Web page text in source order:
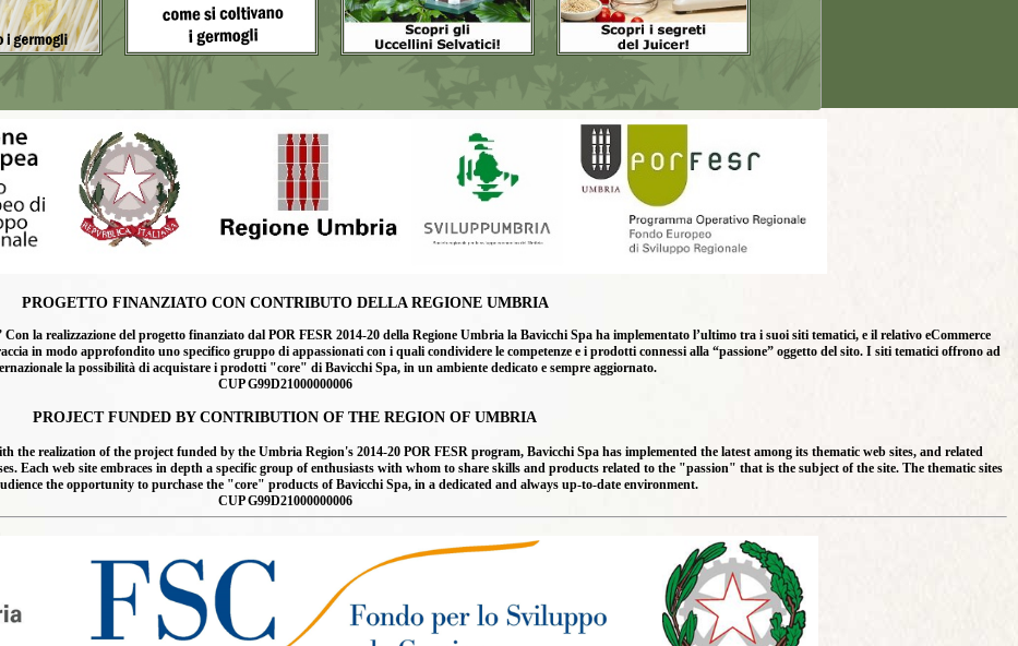
PROGETTO FINANZIATO CON CONTRIBUTO DELLA REGIONE UMBRIA
la realizzazione del progetto finanziato dal POR FESR 2014-20 della Regione Umbria la Bavicchi Spa ha implementato l’ultimo tra i suoi siti tematici, e il relativo eCommerce
in modo approfondito uno specifico gruppo di appassionati con i quali condividere le competenze e i prodotti connessi alla “passione” oggetto del sito. I siti tematici offrono ad
la possibilità di acquistare i prodotti "core" di Bavicchi Spa, in un ambiente dedicato e sempre aggiornato.
CUP G99D21000000006
PROJECT FUNDED BY CONTRIBUTION OF THE REGION OF UMBRIA
the realization of the project funded by the Umbria Region's 2014-20 POR FESR program, Bavicchi Spa has implemented the latest among its thematic web sites, and related
Each web site embraces in depth a specific group of enthusiasts with whom to share skills and products related to the "passion" that is the subject of the site. The thematic sites
the opportunity to purchase the "core" products of Bavicchi Spa, in a dedicated and always up-to-date environment.
CUP G99D21000000006